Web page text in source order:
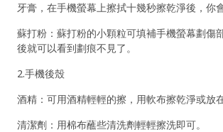
牙膏，在手機螢幕上擦拭十幾秒擦乾淨後，你
蘇打粉：蘇打粉的小顆粒可填補手機螢幕劃傷
後就可以看到劃痕不見了。
2.手機後殼
酒精：可用酒精輕輕的擦，用軟布擦乾淨或放
清潔劑：用棉布蘸些清洗劑輕輕擦洗即可。